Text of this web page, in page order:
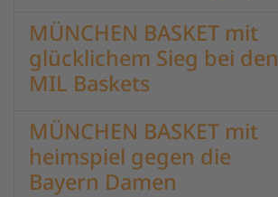
MÜNCHEN BASKET mit
glücklichem Sieg bei den
MIL Baskets
MÜNCHEN BASKET mit
heimspiel gegen die
Bayern Damen